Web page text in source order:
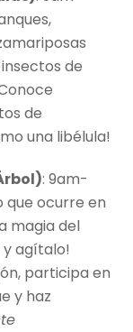
de
de
una libélula!
: 9am-
que ocurre en
magia del
y agítalo!
participa en
y haz